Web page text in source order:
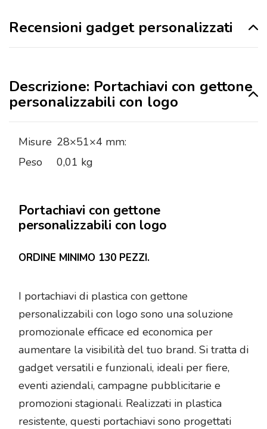
Recensioni gadget personalizzati
Descrizione: Portachiavi con gettone
personalizzabili con logo
Misure 28×51×4 mm:
Peso
0,01 kg
Portachiavi con gettone
personalizzabili con logo
ORDINE MINIMO 130 PEZZI.
I portachiavi di plastica con gettone
personalizzabili con logo sono una soluzione
promozionale efficace ed economica per
aumentare la visibilità del tuo brand. Si tratta di
gadget versatili e funzionali, ideali per fiere,
eventi aziendali, campagne pubblicitarie e
promozioni stagionali. Realizzati in plastica
resistente, questi portachiavi sono progettati